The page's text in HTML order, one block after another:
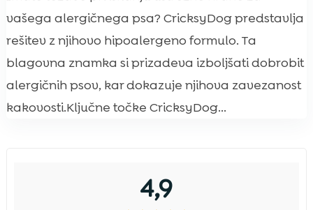
vašega alergičnega psa? CricksyDog predstavlja
rešitev z njihovo hipoalergeno formulo. Ta
blagovna znamka si prizadeva izboljšati dobrobit
alergičnih psov, kar dokazuje njihova zavezanost
kakovosti.Ključne točke CricksyDog...
4,9